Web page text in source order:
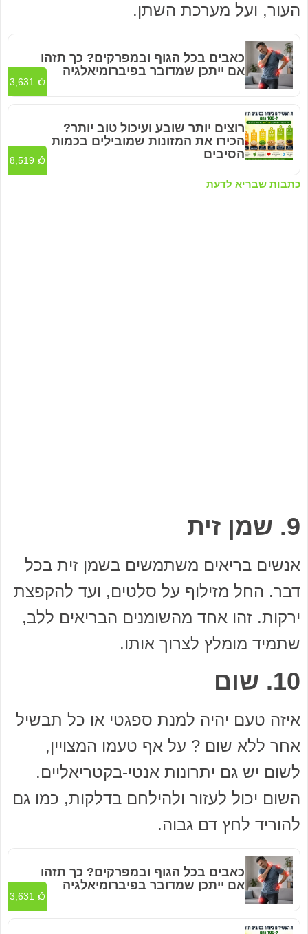
העור, ועל מערכת השתן.
כתבות שבריא לדעת
כאבים בכל הגוף ובמפרקים? כך תזהו
אם ייתכן שמדובר בפיברומיאלגיה
3,631
רוצים יותר שובע ועיכול טוב יותר?
הכירו את המזונות שמובילים בכמות
הסיבים
8,519
9. שמן זית
אנשים בריאים משתמשים בשמן זית בכל
דבר. החל מזילוף על סלטים, ועד להקפצת
ירקות. זהו אחד מהשומנים הבריאים ללב,
שתמיד מומלץ לצרוך אותו.
10. שום
איזה טעם יהיה למנת ספגטי או כל תבשיל
אחר ללא שום ? על אף טעמו המצויין,
לשום יש גם יתרונות אנטי-בקטריאליים.
השום יכול לעזור ולהילחם בדלקות, כמו גם
להוריד לחץ דם גבוה.
כאבים בכל הגוף ובמפרקים? כך תזהו
אם ייתכן שמדובר בפיברומיאלגיה
3,631